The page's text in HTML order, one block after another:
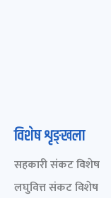
विशेष शृङ्खला
सहकारी संकट विशेष
लघुवित्त संकट विशेष